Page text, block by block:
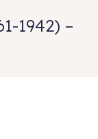
1942) –